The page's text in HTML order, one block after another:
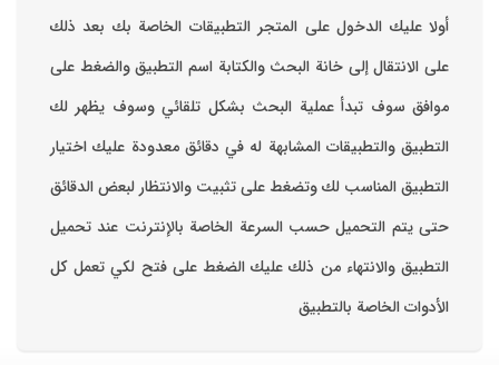
‏أولا عليك الدخول على المتجر التطبيقات الخاصة بك ‏بعد ذلك
على الانتقال إلى خانة البحث والكتابة اسم التطبيق والضغط على
موافق ‏سوف تبدأ عملية البحث بشكل تلقائي وسوف يظهر لك
التطبيق والتطبيقات المشابهة له في دقائق معدودة ‏عليك اختيار
التطبيق المناسب لك وتضغط على تثبيت والانتظار لبعض الدقائق
حتى يتم التحميل حسب السرعة الخاصة بالإنترنت ‏عند تحميل
التطبيق والانتهاء من ذلك عليك الضغط على فتح لكي تعمل كل
الأدوات الخاصة بالتطبيق